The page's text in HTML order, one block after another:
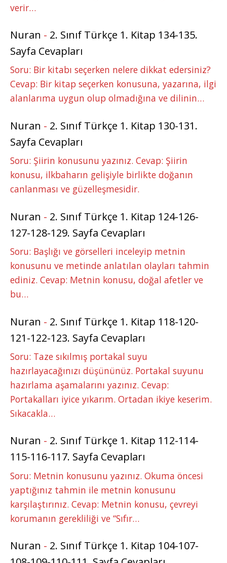
verir…
Nuran - 2. Sınıf Türkçe 1. Kitap 134-135.
Sayfa Cevapları
Soru: Bir kitabı seçerken nelere dikkat edersiniz?
Cevap: Bir kitap seçerken konusuna, yazarına, ilgi
alanlarıma uygun olup olmadığına ve dilinin…
Nuran - 2. Sınıf Türkçe 1. Kitap 130-131.
Sayfa Cevapları
Soru: Şiirin konusunu yazınız. Cevap: Şiirin
konusu, ilkbaharın gelişiyle birlikte doğanın
canlanması ve güzelleşmesidir.
Nuran - 2. Sınıf Türkçe 1. Kitap 124-126-
127-128-129. Sayfa Cevapları
Soru: Başlığı ve görselleri inceleyip metnin
konusunu ve metinde anlatılan olayları tahmin
ediniz. Cevap: Metnin konusu, doğal afetler ve
bu…
Nuran - 2. Sınıf Türkçe 1. Kitap 118-120-
121-122-123. Sayfa Cevapları
Soru: Taze sıkılmış portakal suyu
hazırlayacağınızı düşününüz. Portakal suyunu
hazırlama aşamalarını yazınız. Cevap:
Portakalları iyice yıkarım. Ortadan ikiye keserim.
Sıkacakla…
Nuran - 2. Sınıf Türkçe 1. Kitap 112-114-
115-116-117. Sayfa Cevapları
Soru: Metnin konusunu yazınız. Okuma öncesi
yaptığınız tahmin ile metnin konusunu
karşılaştırınız. Cevap: Metnin konusu, çevreyi
korumanın gerekliliği ve “Sıfır…
Nuran - 2. Sınıf Türkçe 1. Kitap 104-107-